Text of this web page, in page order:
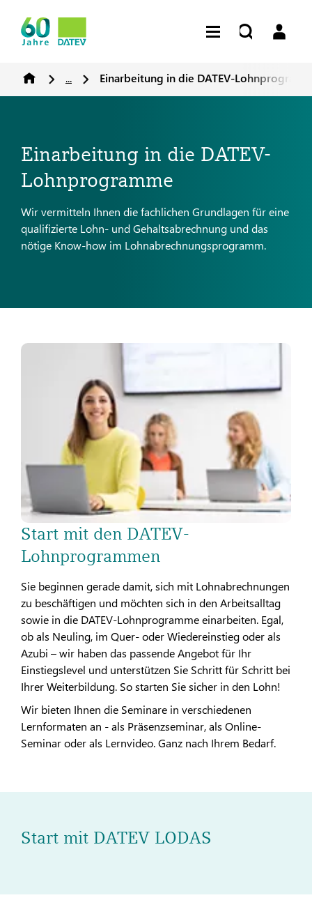
... Einarbeitung in die DATEV-
Einarbeitung in die DATEV-
Lohnprogramme
Wir vermitteln Ihnen die fachlichen Grundlagen für eine
qualifizierte Lohn- und Gehaltsabrechnung und das
nötige Know-how im Lohnabrechnungsprogramm.
Start mit den DATEV-
Lohnprogrammen
Sie beginnen gerade damit, sich mit Lohnabrechnungen
zu beschäftigen und möchten sich in den Arbeitsalltag
sowie in die DATEV-Lohnprogramme einarbeiten. Egal,
ob als Neuling, im Quer- oder Wiedereinstieg oder als
Azubi – wir haben das passende Angebot für Ihr
Einstiegslevel und unterstützen Sie Schritt für Schritt bei
Ihrer Weiterbildung. So starten Sie sicher in den Lohn!
Wir bieten Ihnen die Seminare in verschiedenen
Lernformaten an - als Präsenzseminar, als Online-
Seminar oder als Lernvideo. Ganz nach Ihrem Bedarf.
Start mit DATEV LODAS